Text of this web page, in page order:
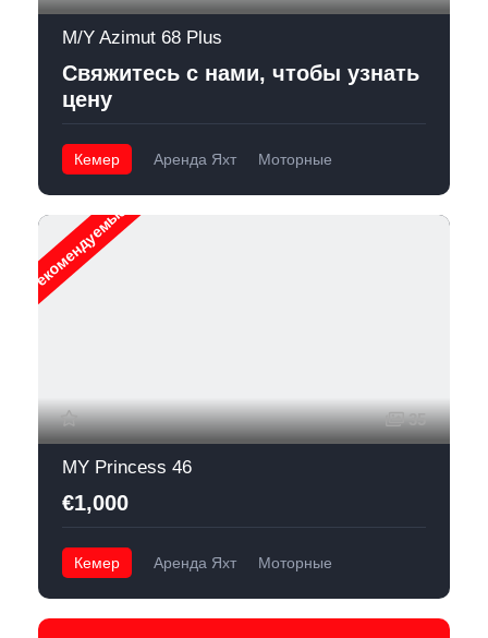
M/Y Azimut 68 Plus
Свяжитесь с нами, чтобы узнать
цену
Кемер Аренда Яхт Моторные
Рекомендуемые
35
MY Princess 46
€1,000
Кемер Аренда Яхт Моторные